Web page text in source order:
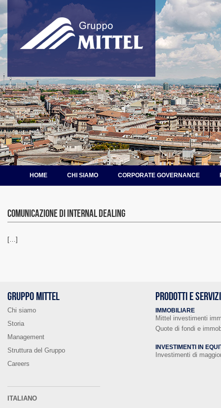
HOME CHI SIAMO CORPORATE GOVERNANCE
Comunicazione di internal dealing
[…]
GRUPPO MITTEL
Chi siamo
Storia
Management
Struttura del Gruppo
Careers
ITALIANO
PRODOTTI E SERVIZI
IMMOBILIARE
Mittel investimenti
Quote di fondi e
INVESTIMENTI IN
Investimenti di